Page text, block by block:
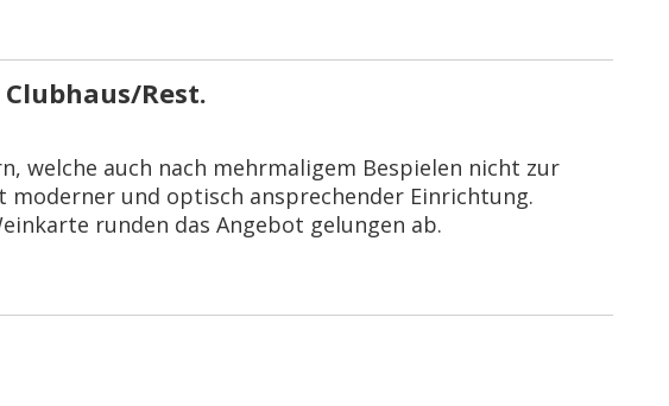
Rest.
welche auch nach mehrmaligem Bespielen nicht zur
moderner und optisch ansprechender Einrichtung.
runden das Angebot gelungen ab.